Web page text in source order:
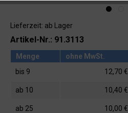
Lieferzeit: ab Lager
Artikel-Nr.: 91.3113
Menge ohne MwSt.
bis 9 12,70 €
ab 10 10,40 €
ab 25 10,00 €